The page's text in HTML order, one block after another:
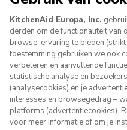
KitchenAid Europa, Inc.
derden om de functionaliteit van
browse-ervaring te bieden
toestemming gebruiken we ook
verbeteren en aanvullende
statistische analyse en
(analysecookies) en je
interesses en browsegedrag –
platforms (advertentiecookies).
voor meer informatie of om je